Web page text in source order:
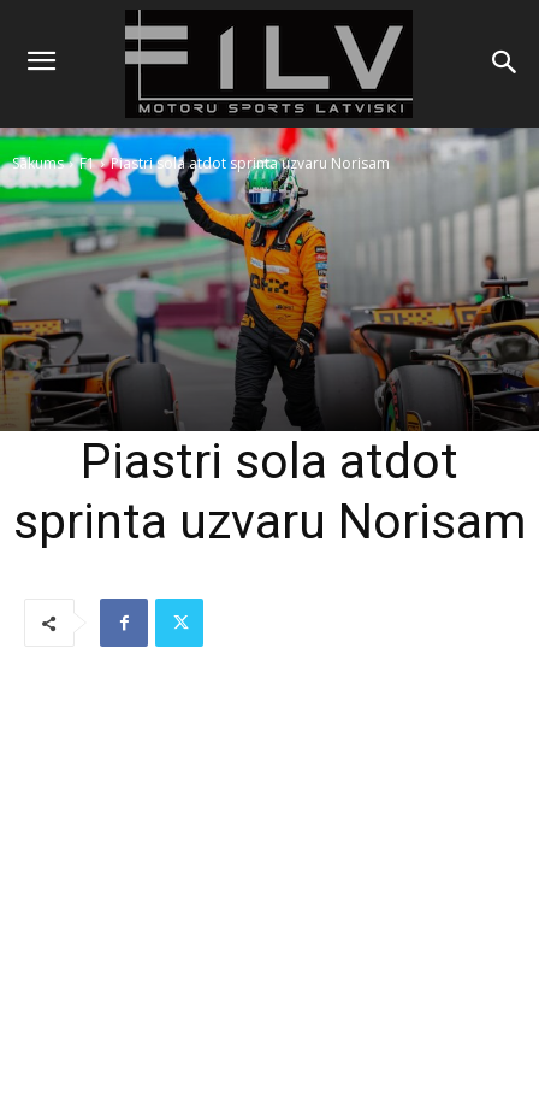
Sākums F1 Piastri sola atdot sprinta uzvaru Norisam
Piastri sola atdot
sprinta uzvaru Norisam